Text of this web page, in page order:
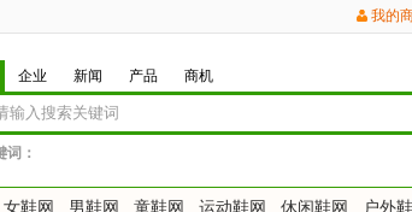
我的
企业 新闻 产品 商机
词：
女鞋网 男鞋网 童鞋网 运动鞋网 休闲鞋网 户外